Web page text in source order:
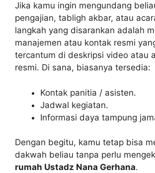
Jika kamu ingin mengundang
pengajian, tabligh akbar, atau
langkah yang disarankan adalah
manajemen atau kontak resmi
tercantum di deskripsi video atau
resmi. Di sana, biasanya tersedia:
Kontak panitia / asisten.
Jadwal kegiatan.
Informasi daya tampung
Dengan begitu, kamu tetap bisa
dakwah beliau tanpa perlu
rumah Ustadz Nana Gerhana.